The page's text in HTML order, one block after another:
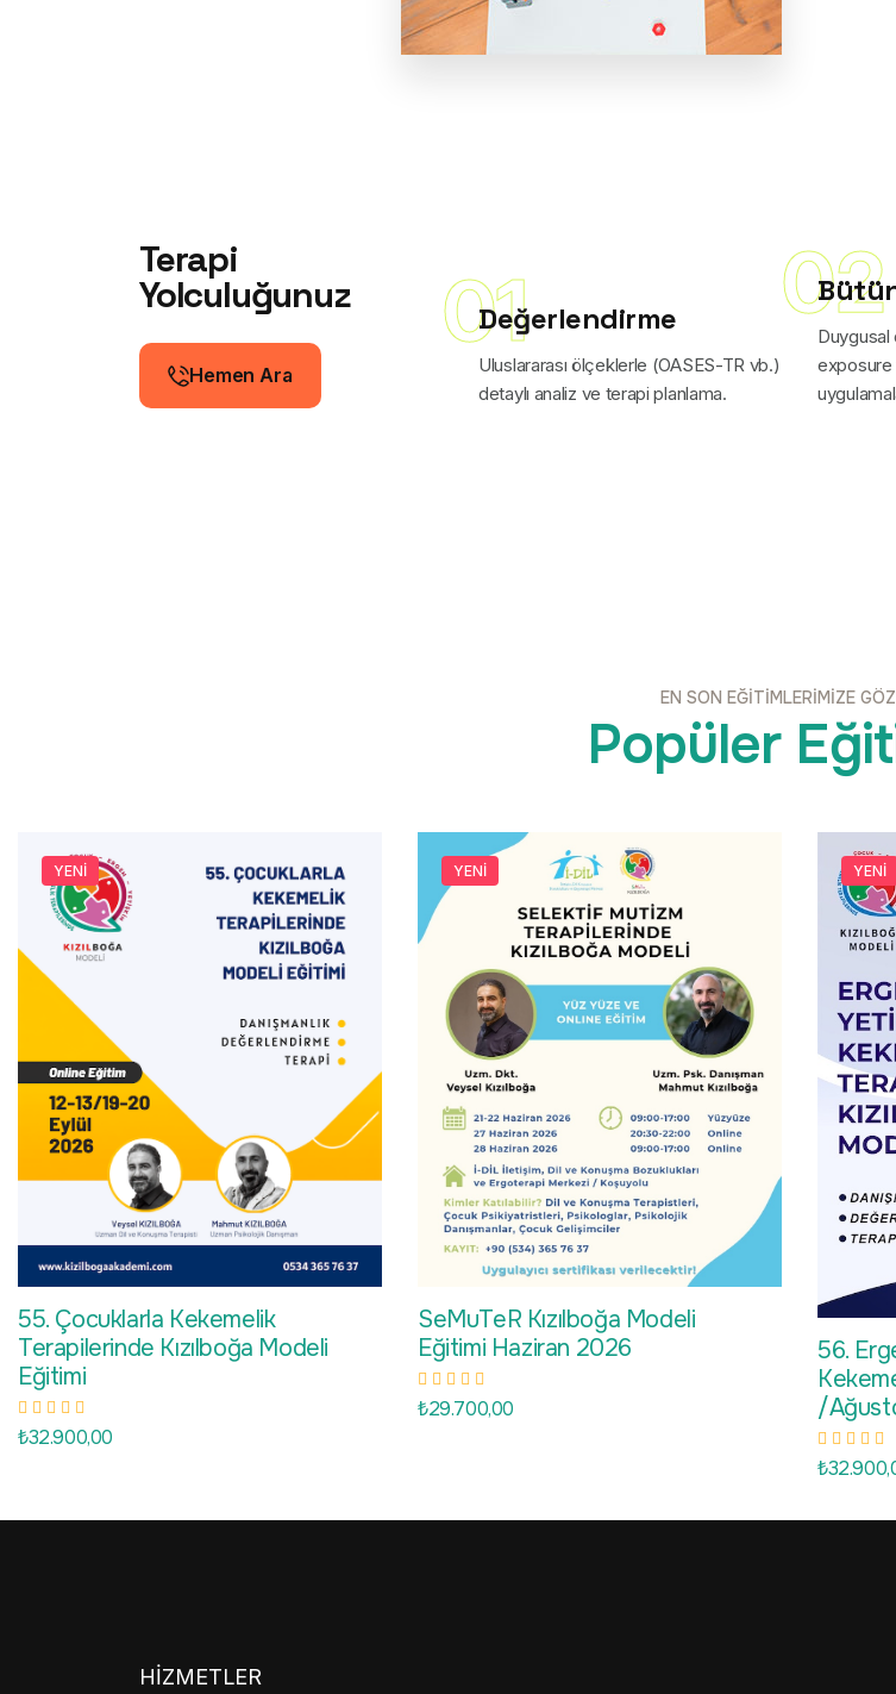
Terapi
Yolculuğunuz
Hemen Ara
01
Değerlendirme
Uluslararası ölçeklerle (OASES-TR vb.)
detaylı analiz ve terapi planlama.
02
Duygusal
exposure
EN SON EĞITIMLERIMIZE
Popüler
YENI
55. Çocuklarla Kekemelik
Terapilerinde Kızılboğa Modeli
Eğitimi
₺32.900,00
YENI
SeMuTeR Kızılboğa Modeli
Eğitimi Haziran 2026
₺29.700,00
YENI
56.
/
HIZMETLER